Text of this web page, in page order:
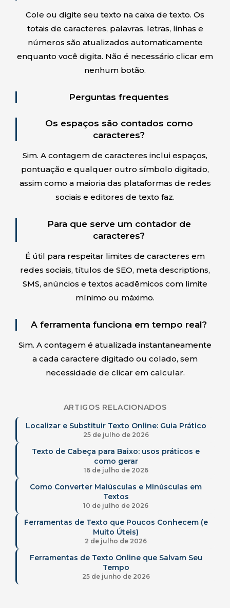
Cole ou digite seu texto na caixa de texto. Os
totais de caracteres, palavras, letras, linhas e
números são atualizados automaticamente
enquanto você digita. Não é necessário clicar em
nenhum botão.
Perguntas frequentes
Os espaços são contados como
caracteres?
Sim. A contagem de caracteres inclui espaços,
pontuação e qualquer outro símbolo digitado,
assim como a maioria das plataformas de redes
sociais e editores de texto faz.
Para que serve um contador de
caracteres?
É útil para respeitar limites de caracteres em
redes sociais, títulos de SEO, meta descriptions,
SMS, anúncios e textos acadêmicos com limite
mínimo ou máximo.
A ferramenta funciona em tempo real?
Sim. A contagem é atualizada instantaneamente
a cada caractere digitado ou colado, sem
necessidade de clicar em calcular.
ARTIGOS RELACIONADOS
Localizar e Substituir Texto Online: Guia Prático
25 de julho de 2026
Texto de Cabeça para Baixo: usos práticos e
como gerar
16 de julho de 2026
Como Converter Maiúsculas e Minúsculas em
Textos
10 de julho de 2026
Ferramentas de Texto que Poucos Conhecem (e
Muito Úteis)
2 de julho de 2026
Ferramentas de Texto Online que Salvam Seu
Tempo
25 de junho de 2026